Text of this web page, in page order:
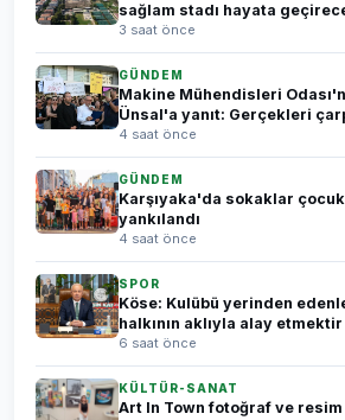
sağlam stadı hayata
3 saat önce
GÜNDEM
Makine Mühendisleri
Ünsal'a yanıt: Gerçekleri
4 saat önce
GÜNDEM
Karşıyaka'da sokaklar
yankılandı
4 saat önce
SPOR
Köse: Kulübü yerinden
halkının aklıyla alay etmektir
6 saat önce
KÜLTÜR-SANAT
Art In Town fotoğraf ve